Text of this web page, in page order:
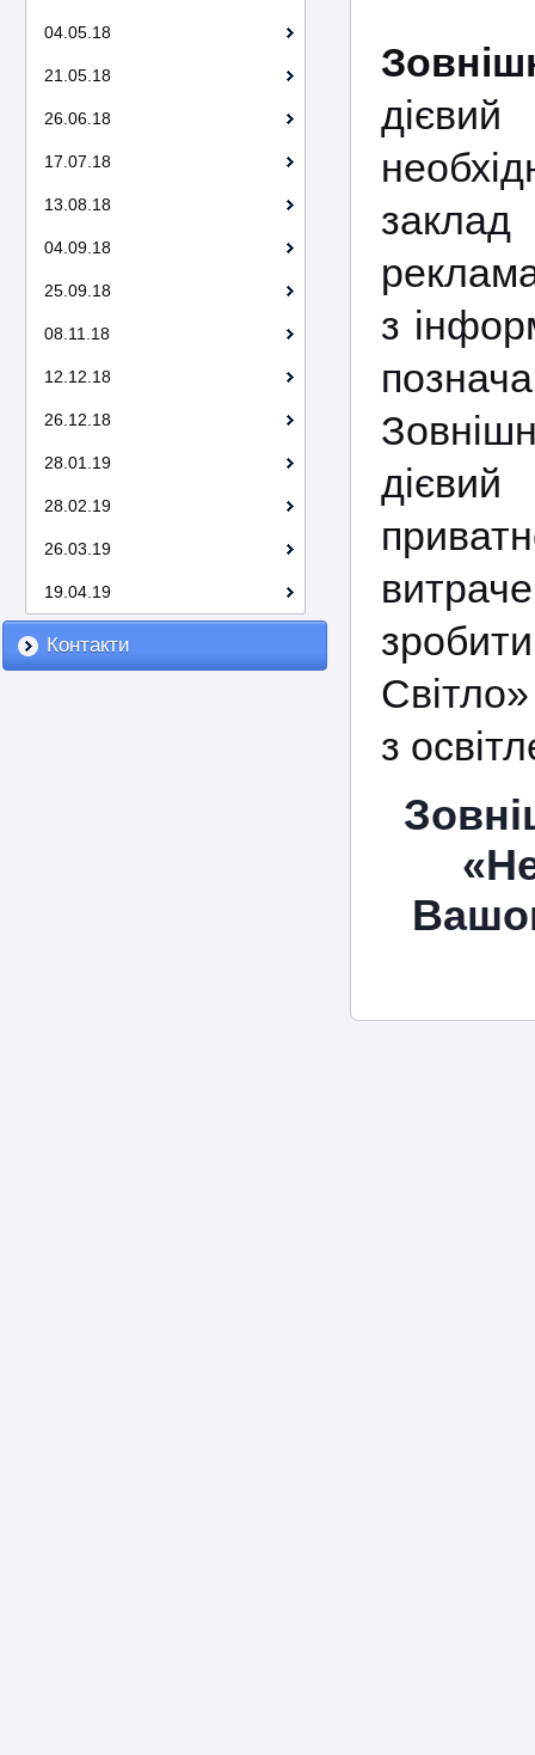
04.05.18
21.05.18
26.06.18
17.07.18
13.08.18
04.09.18
25.09.18
08.11.18
12.12.18
26.12.18
28.01.19
28.02.19
26.03.19
19.04.19
Контакти
заклад
з
з